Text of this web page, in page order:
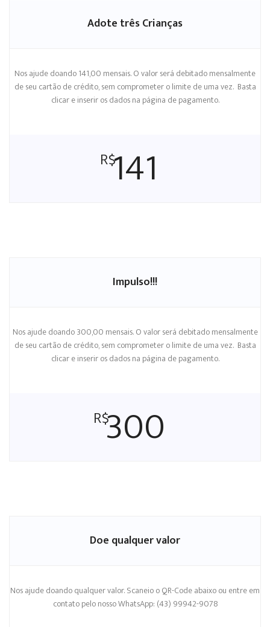
Adote três Crianças
Nos ajude doando 141,00 mensais. O valor será debitado mensalmente
de seu cartão de crédito, sem comprometer o limite de uma vez. Basta
clicar e inserir os dados na página de pagamento.
R$141
Impulso!!!
Nos ajude doando 300,00 mensais. O valor será debitado mensalmente
de seu cartão de crédito, sem comprometer o limite de uma vez. Basta
clicar e inserir os dados na página de pagamento.
R$300
Doe qualquer valor
Nos ajude doando qualquer valor. Scaneio o QR-Code abaixo ou entre em
contato pelo nosso WhatsApp: (43) 99942-9078